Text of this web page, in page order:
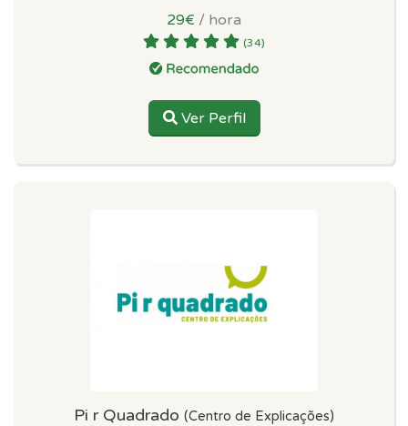
29€ / hora
(34)
Ver Perfil
Pi r Quadrado (Centro de Explicações)